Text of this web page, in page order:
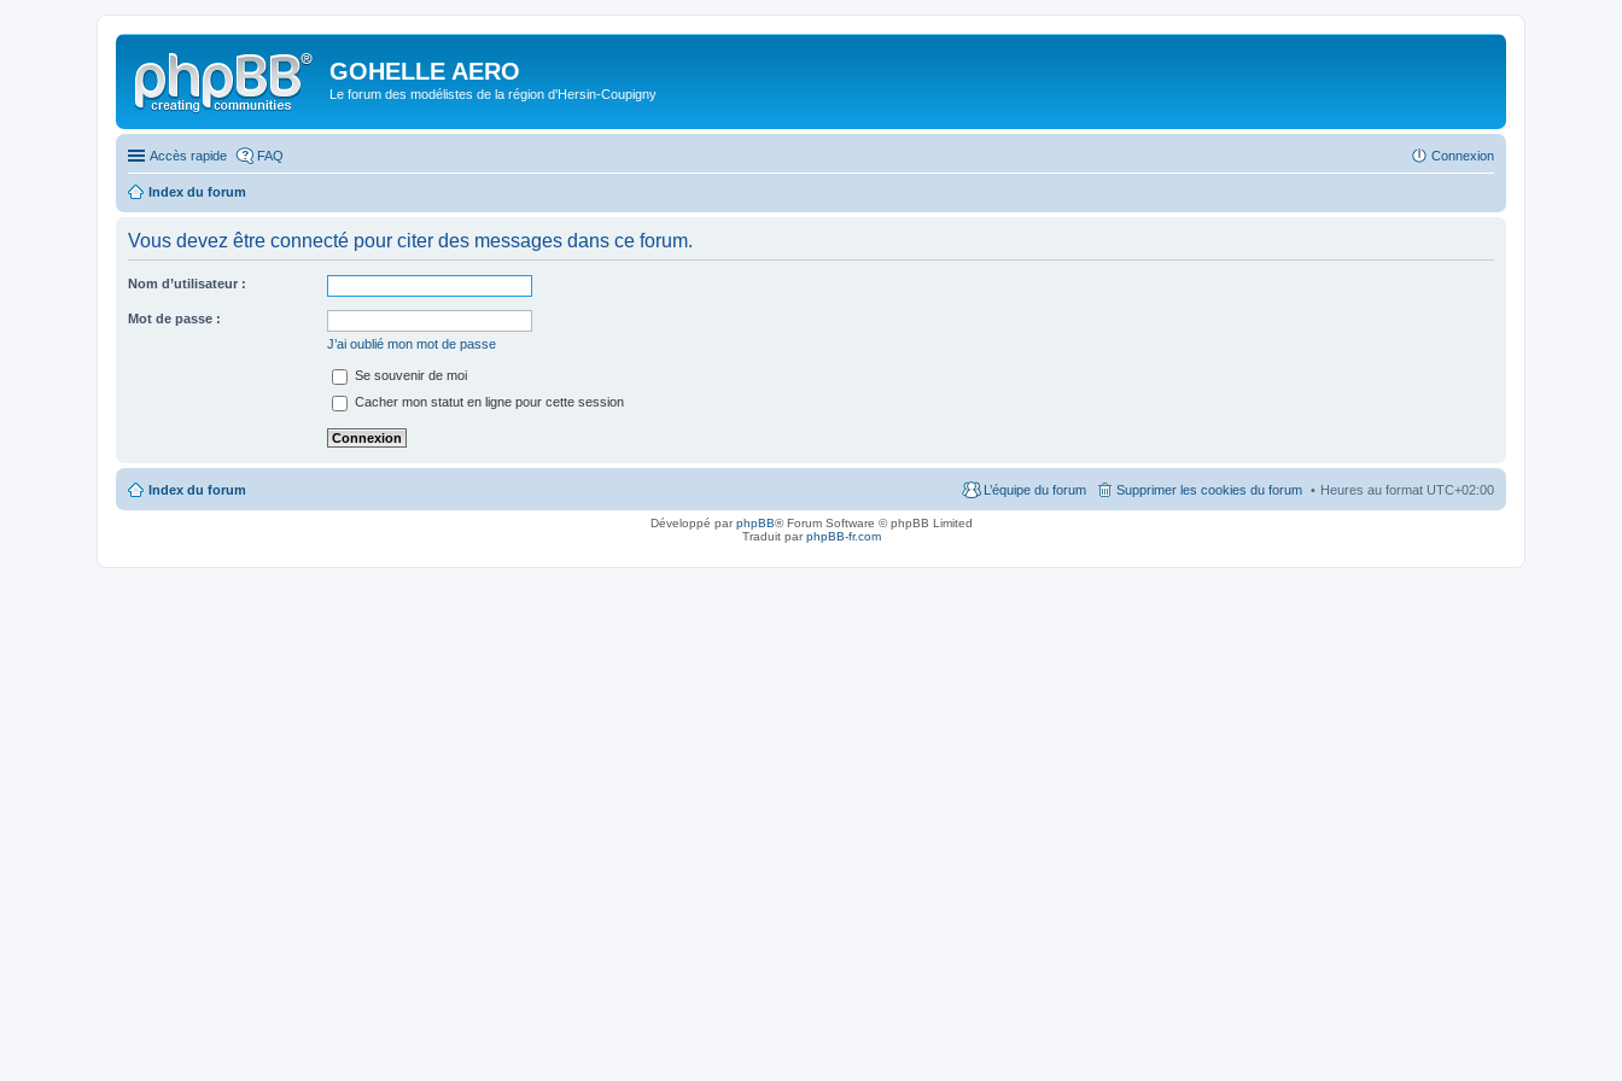
GOHELLE AERO
Le forum des modélistes de la région d'Hersin-Coupigny
Accès rapide FAQ Connexion
Index du forum
Vous devez être connecté pour citer des messages dans ce forum.
Nom d’utilisateur :
Mot de passe :
J’ai oublié mon mot de passe
Se souvenir de moi
Cacher mon statut en ligne pour cette session
Index du forum Heures au format UTC+02:00
Supprimer les cookies du forum
L’équipe du forum
Développé parphpBB® Forum Software © phpBB Limited
Traduit parphpBB-fr.com